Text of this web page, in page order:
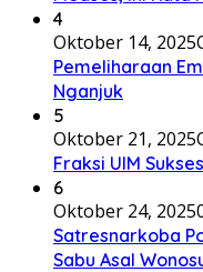
4
Oktober 14, 2025
Pemeliharaan
Nganjuk
5
Oktober 21, 2025
Fraksi UIM
6
Oktober 24, 2025
Satresnarkoba
Sabu Asal